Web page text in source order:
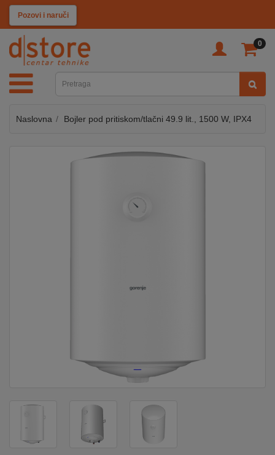
Pozovi i naruči
0
KATEGORIJE
TV
SAT
MOBILNI
Naslovna Bojler pod pritiskom/tlačni 49.9 lit., 1500 W, IPX4